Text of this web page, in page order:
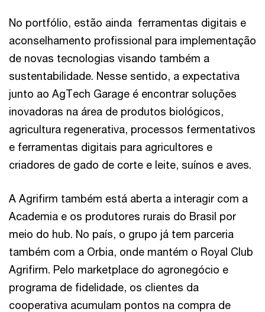
No portfólio, estão ainda ferramentas digitais e
aconselhamento profissional para implementação
de novas tecnologias visando também a
sustentabilidade. Nesse sentido, a expectativa
junto ao AgTech Garage é encontrar soluções
inovadoras na área de produtos biológicos,
agricultura regenerativa, processos fermentativos
e ferramentas digitais para agricultores e
criadores de gado de corte e leite, suínos e aves.
A Agrifirm também está aberta a interagir com a
Academia e os produtores rurais do Brasil por
meio do hub. No país, o grupo já tem parceria
também com a Orbia, onde mantém o Royal Club
Agrifirm. Pelo marketplace do agronegócio e
programa de fidelidade, os clientes da
cooperativa acumulam pontos na compra de